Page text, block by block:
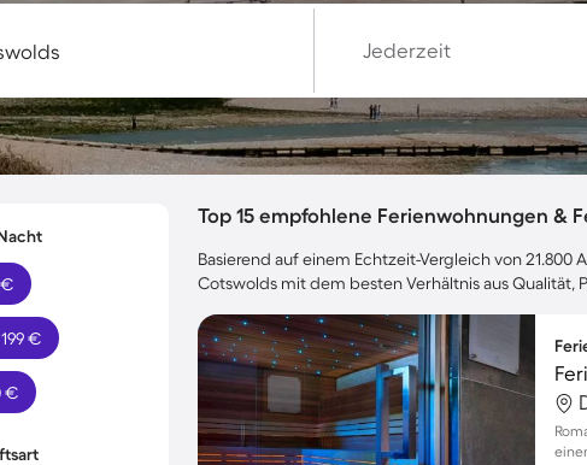
Jederzeit
€
€
€
Top 15 empfohlene Ferienwohnungen &
Basierend auf einem Echtzeit-Vergleich von
Cotswolds mit dem besten Verhältnis aus Qualität,